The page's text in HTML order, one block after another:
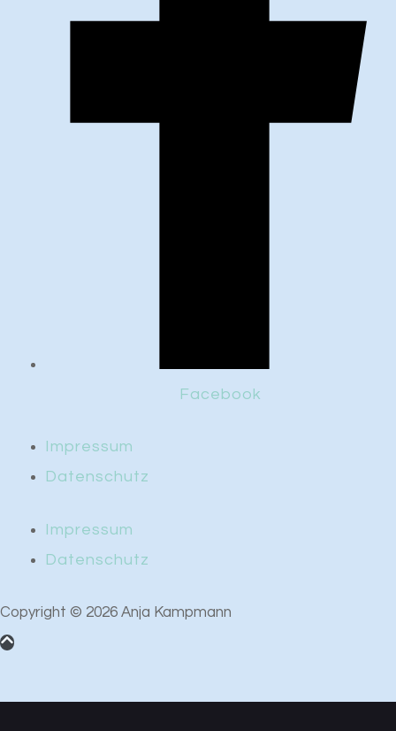
Facebook
Impressum
Datenschutz
Impressum
Datenschutz
Copyright © 2026 Anja Kampmann